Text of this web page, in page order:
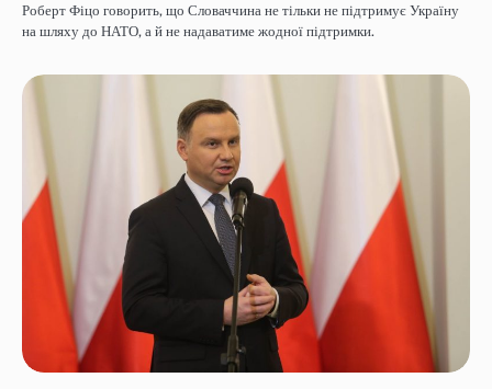
Роберт Фіцо говорить, що Словаччина не тільки не підтримує Україну
на шляху до НАТО, а й не надаватиме жодної підтримки.